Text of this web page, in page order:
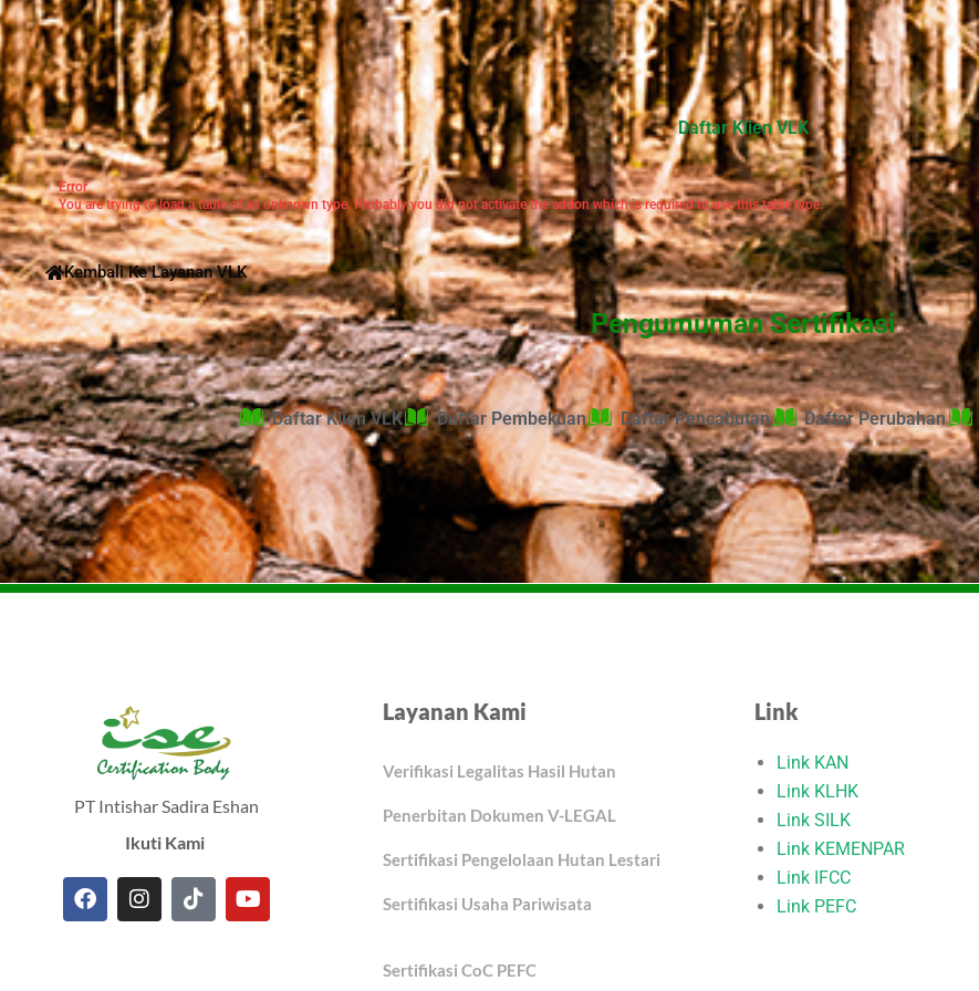
Daftar Klien VLK
Error
You are trying to load a table of an unknown type. Probably you did not activate the addon which is required to use this table type.
Kembali Ke Layanan VLK
Pengumuman Sertifikasi
Daftar Klien VLK Daftar Pembekuan Daftar Pencabutan Daftar Perubahan
PT Intishar Sadira Eshan
Ikuti Kami
F
I
T
Y
Layanan Kami
Verifikasi Legalitas Hasil Hutan
Penerbitan Dokumen V-LEGAL
Sertifikasi Pengelolaan Hutan Lestari
Sertifikasi Usaha Pariwisata
Sertifikasi CoC PEFC
Link
Link KAN
Link KLHK
Link SILK
Link KEMENPAR
Link IFCC
Link PEFC